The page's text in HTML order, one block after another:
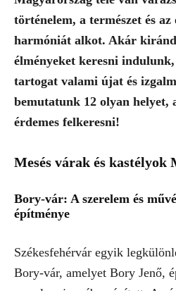
történelem, a természet és az
harmóniát alkot. Akár
élményeket keresni
tartogat valami újat és
bemutatunk 12 olyan helyet,
érdemes felkeresni!
Mesés várak és kastélyok
Bory-vár: A szerelem és
építménye
Székesfehérvár egyik
Bory-vár, amelyet Bory Jenő,